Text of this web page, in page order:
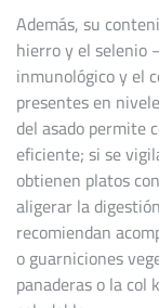
Además, su
hierro y el
inmunológico y el
presentes en
del asado permite
eficiente; si se
obtienen platos
aligerar la
recomiendan
o guarniciones
panaderas o la col